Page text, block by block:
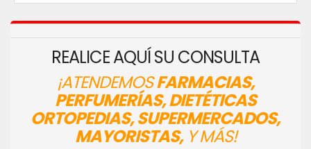
REALICE AQUÍ SU CONSULTA
¡ATENDEMOSFARMACIAS,
PERFUMERÍAS, DIETÉTICAS
ORTOPEDIAS, SUPERMERCADOS,
MAYORISTAS,Y MÁS!